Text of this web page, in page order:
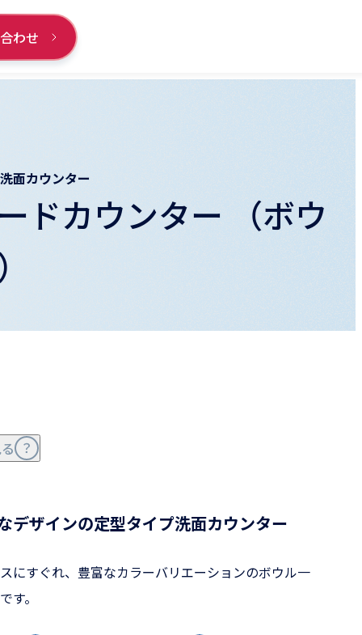
わせ
面カウンター
ドカウンター （ボウ
デザインの定型タイプ洗面カウンター
にすぐれ、豊富なカラーバリエーションのボウル一
す。